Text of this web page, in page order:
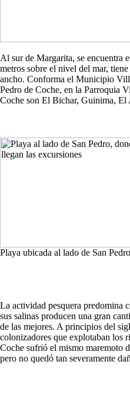
Al sur de Margarita, se encuentra
metros sobre el nivel del mar,
ancho. Conforma el Municipio
Pedro de Coche, en la Parroquia
Coche son El Bichar, Guinima,
Playa ubicada al lado de San Pedro
La actividad pesquera predomina
sus salinas producen una gran
de las mejores. A principios del
colonizadores que explotaban los
Coche sufrió el mismo maremoto
pero no quedó tan severamente